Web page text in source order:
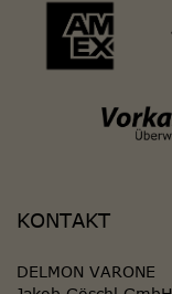
KONTAKT
DELMON VARONE